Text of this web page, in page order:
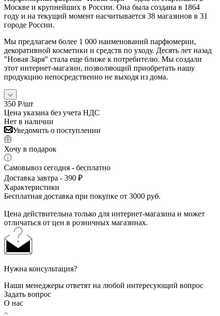
Москве и крупнейших в России. Она была создана в 1864
году и на текущий момент насчитывается 38 магазинов в 31
городе России.
Мы предлагаем более 1 000 наименований парфюмерии,
декоративной косметики и средств по уходу. Десять лет назад
"Новая Заря" стала еще ближе к потребителю. Мы создали
этот интернет-магазин, позволяющий приобретать нашу
продукцию непосредственно не выходя из дома.
350 Р/шт
Цена указана без учета НДС
Нет в наличии
Уведомить о поступлении
Хочу в подарок
Самовывоз сегодня - бесплатно
Доставка завтра - 390 ₽
Характеристики
Бесплатная доставка при покупке от 3000 руб.
Цена действительна только для интернет-магазина и может
отличаться от цен в розничных магазинах.
Нужна консультация?
Наши менеджеры ответят на любой интересующий вопрос
Задать вопрос
О нас